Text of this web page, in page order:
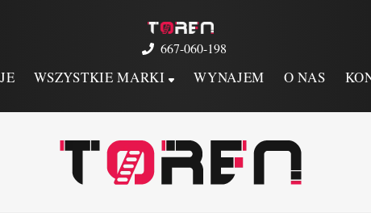
667-060-198
WSZYSTKIE MARKI WYNAJEM O NAS